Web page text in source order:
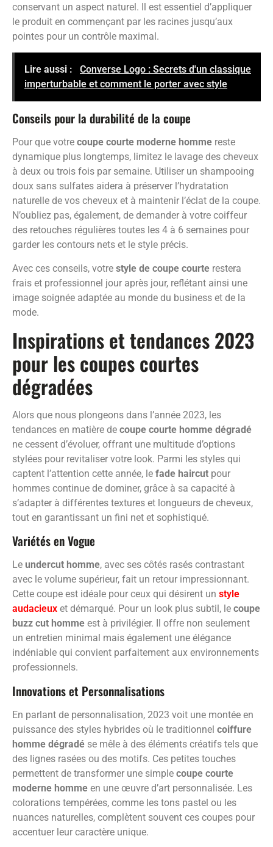
conservant un aspect naturel. Il est essentiel d’appliquer
le produit en commençant par les racines jusqu’aux
pointes pour un contrôle maximal.
Lire aussi :
Converse Logo : Secrets d'un classique
imperturbable et comment le porter avec style
Conseils pour la durabilité de la coupe
Pour que votre coupe courte moderne homme reste
dynamique plus longtemps, limitez le lavage des cheveux
à deux ou trois fois par semaine. Utiliser un shampooing
doux sans sulfates aidera à préserver l’hydratation
naturelle de vos cheveux et à maintenir l’éclat de la coupe.
N’oubliez pas, également, de demander à votre coiffeur
des retouches régulières toutes les 4 à 6 semaines pour
garder les contours nets et le style précis.
Avec ces conseils, votre style de coupe courte restera
frais et professionnel jour après jour, reflétant ainsi une
image soignée adaptée au monde du business et de la
mode.
Inspirations et tendances 2023
pour les coupes courtes
dégradées
Alors que nous plongeons dans l’année 2023, les
tendances en matière de coupe courte homme dégradé
ne cessent d’évoluer, offrant une multitude d’options
stylées pour revitaliser votre look. Parmi les styles qui
captent l’attention cette année, le fade haircut pour
hommes continue de dominer, grâce à sa capacité à
s’adapter à différentes textures et longueurs de cheveux,
tout en garantissant un fini net et sophistiqué.
Variétés en Vogue
Le undercut homme, avec ses côtés rasés contrastant
avec le volume supérieur, fait un retour impressionnant.
Cette coupe est idéale pour ceux qui désirent un style
audacieux et démarqué. Pour un look plus subtil, le coupe
buzz cut homme est à privilégier. Il offre non seulement
un entretien minimal mais également une élégance
indéniable qui convient parfaitement aux environnements
professionnels.
Innovations et Personnalisations
En parlant de personnalisation, 2023 voit une montée en
puissance des styles hybrides où le traditionnel coiffure
homme dégradé se mêle à des éléments créatifs tels que
des lignes rasées ou des motifs. Ces petites touches
permettent de transformer une simple coupe courte
moderne homme en une œuvre d’art personnalisée. Les
colorations tempérées, comme les tons pastel ou les
nuances naturelles, complètent souvent ces coupes pour
accentuer leur caractère unique.